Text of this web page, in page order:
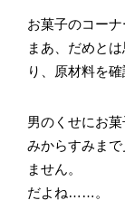
お菓子のコーナ
まあ、だめと
り、原材料を
男のくせにお
みからすみま
ません。
だよね……。